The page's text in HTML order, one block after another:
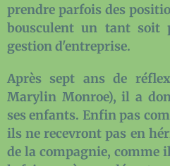
prendre parfois des
bousculent un tant soit
gestion d'entreprise.
Après sept ans de
Marylin Monroe), il a
ses enfants. Enfin pas
ils ne recevront pas en
de la compagnie, comme